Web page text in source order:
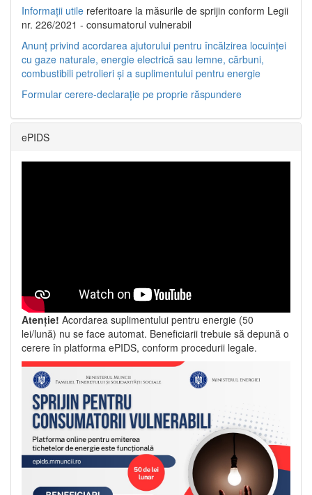
Informații utile referitoare la măsurile de sprijin conform Legii
nr. 226/2021 - consumatorul vulnerabil
Anunț privind acordarea ajutorului pentru încălzirea locuinței
cu gaze naturale, energie electrică sau lemne, cărbuni,
combustibili petrolieri și a suplimentului pentru energie
Formular cerere-declarație pe proprie răspundere
ePIDS
Atenție! Acordarea suplimentului pentru energie (50
lei/lună) nu se face automat. Beneficiarii trebuie să depună o
cerere în platforma ePIDS, conform procedurii legale.